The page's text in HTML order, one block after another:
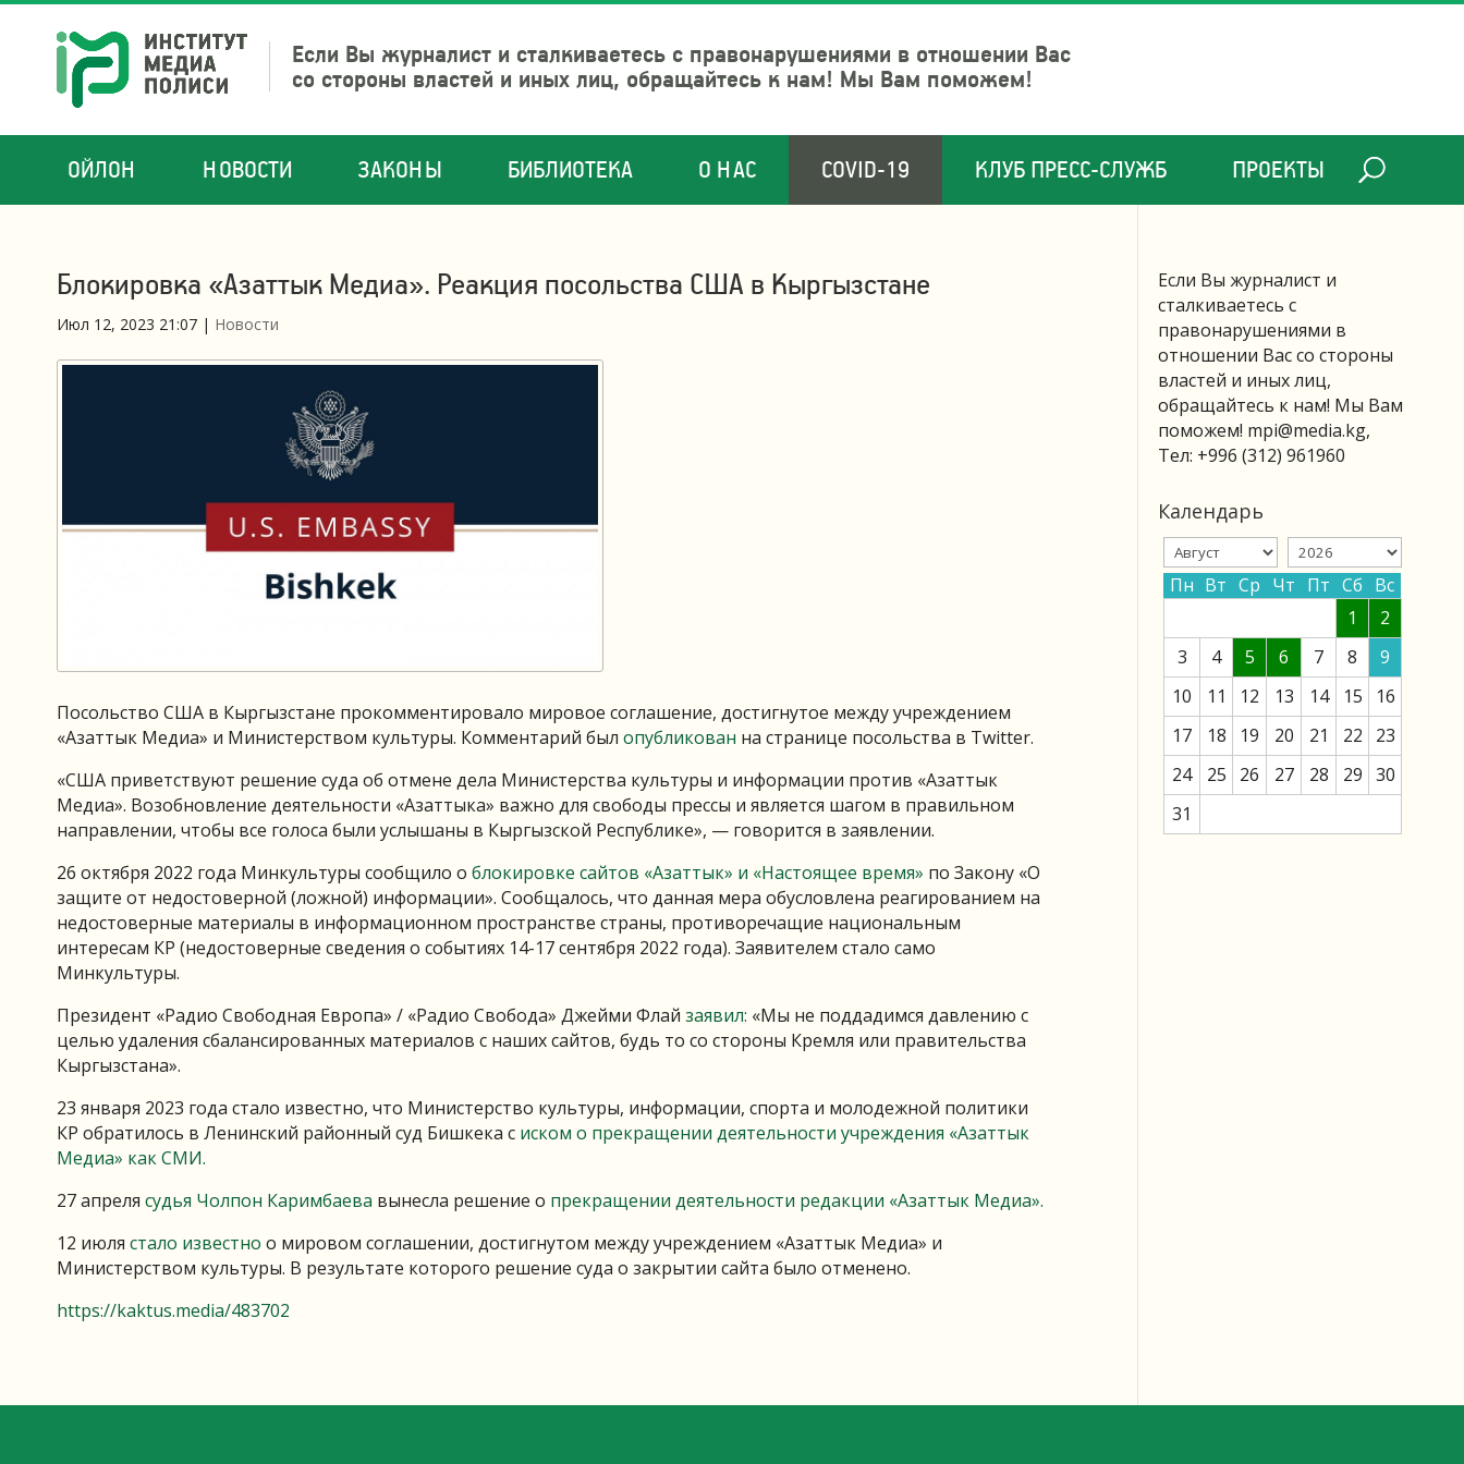
Если Вы журналист и сталкиваетесь с правонарушениями в отношении Вас
со стороны властей и иных лиц, обращайтесь к нам! Мы Вам поможем!
ОЙЛОН НОВОСТИ ЗАКОНЫ БИБЛИОТЕКА О НАС COVID-19 КЛУБ ПРЕСС-СЛУЖБ ПРОЕКТЫ
Блокировка «Азаттык Медиа». Реакция посольства США в Кыргызстане
Июл 12, 2023 21:07 | Новости
Посольство США в Кыргызстане прокомментировало мировое соглашение, достигнутое между учреждением
«Азаттык Медиа» и Министерством культуры. Комментарий был опубликован на странице посольства в Twitter.
«США приветствуют решение суда об отмене дела Министерства культуры и информации против «Азаттык
Медиа». Возобновление деятельности «Азаттыка» важно для свободы прессы и является шагом в правильном
направлении, чтобы все голоса были услышаны в Кыргызской Республике», — говорится в заявлении.
26 октября 2022 года Минкультуры сообщило о блокировке сайтов «Азаттык» и «Настоящее время» по Закону «О
защите от недостоверной (ложной) информации». Сообщалось, что данная мера обусловлена реагированием на
недостоверные материалы в информационном пространстве страны, противоречащие национальным
интересам КР (недостоверные сведения о событиях 14-17 сентября 2022 года). Заявителем стало само
Минкультуры.
Президент «Радио Свободная Европа» / «Радио Свобода» Джейми Флай заявил: «Мы не поддадимся давлению с
целью удаления сбалансированных материалов с наших сайтов, будь то со стороны Кремля или правительства
Кыргызстана».
23 января 2023 года стало известно, что Министерство культуры, информации, спорта и молодежной политики
КР обратилось в Ленинский районный суд Бишкека с иском о прекращении деятельности учреждения «Азаттык
Медиа» как СМИ.
27 апреля судья Чолпон Каримбаева вынесла решение о прекращении деятельности редакции «Азаттык Медиа».
12 июля стало известно о мировом соглашении, достигнутом между учреждением «Азаттык Медиа» и
Министерством культуры. В результате которого решение суда о закрытии сайта было отменено.
https://kaktus.media/483702
Если Вы журналист и
сталкиваетесь с
правонарушениями в
отношении Вас со стороны
властей и иных лиц,
обращайтесь к нам! Мы Вам
поможем! mpi@media.kg,
Тел: +996 (312) 961960
Календарь
Пн Вт Ср Чт Пт Сб Вс
1
2
3
4 5 6 7 8
9
10
11 12 13 14 15
16
17
18 19 20 21 22
23
24
25 26 27 28 29 30
31